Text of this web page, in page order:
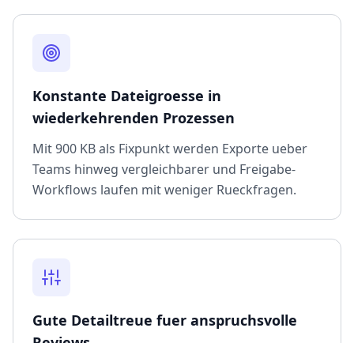
Konstante Dateigroesse in
wiederkehrenden Prozessen
Mit 900 KB als Fixpunkt werden Exporte ueber
Teams hinweg vergleichbarer und Freigabe-
Workflows laufen mit weniger Rueckfragen.
Gute Detailtreue fuer anspruchsvolle